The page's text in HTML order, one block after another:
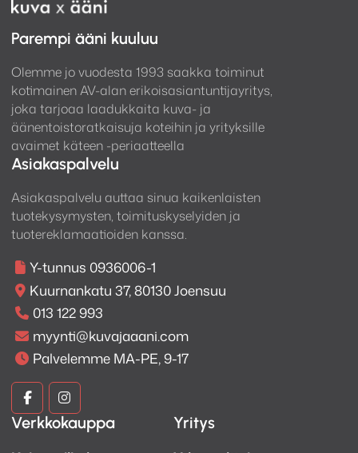
Parempi ääni kuuluu
Olemme jo vuodesta 1993 saakka toiminut
kotimainen AV-alan erikoisasiantuntijayritys,
joka tarjoaa laadukkaita kuva- ja
äänentoistoratkaisuja koteihin ja yrityksille
avaimet käteen -periaatteella
Asiakaspalvelu
Asiakaspalvelu auttaa sinua kaikenlaisten
tuotekysymysten, toimituskyselyiden ja
tuotereklamaatioiden kanssa.
Y-tunnus 0936006-1
Kuurnankatu 37, 80130 Joensuu
013 122 993
myynti@kuvajaaani.com
Palvelemme MA-PE, 9-17
Kuva
ja
Kuva
ja
Verkkokauppa
Yritys